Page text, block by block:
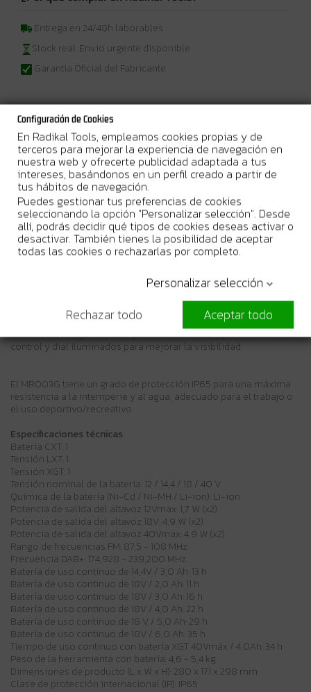
Entrega en 24/48h laborables
Stock real. Envío urgente disponible
Garantia Oficial del Fabricante
Más Información
12Vmáx – 40VmáxRadio de trabajo con baterías XGT®, LXT®,
CXT®
Descripción
Capaz de recibir DAB / DAB+ (Digital Audio Broadcasting). Radio
robusta con grado de protección IP65. Se puede utilizar con
Baterías de 12Vmax, 18V y 40Vmax o con la red eléctrica. el
dispositivo también tiene una conexión AUX y un conector USB
altavoces de Ø 89 mm de tiro lateral. Funciona hasta 44 horas con
una batería XGT® de iones de litio de 40V máx. y 4,0 Ah. Dispone
de un asa con agarre Suave para facilitar el transporte, botones de
control y dial iluminados para mejorar la visibilidad.
El MR003G tiene un grado de protección IP65 para una máxima
resistencia a la intemperie y al agua, adecuado para el trabajo o
el uso deportivo/recreativo.
Especificaciones técnicas
Batería CXT: 1
Tensión LXT: 1
Tensión XGT: 1
Tensión nominal de la batería: 12 / 14,4 / 18 / 40 V
Química de la batería (Ni-Cd / Ni-MH / Li-ion): Li-ion
Potencia de salida del altavoz 12Vmax: 1,7 W (x2)
Potencia de salida del altavoz 18V: 4,9 W (x2)
Potencia de salida del altavoz 40Vmax: 4,9 W (x2)
Rango de frecuencias FM: 87,5 - 108 MHz
Frecuencia DAB+: 174,928 - 239,200 MHz
Batería de uso continuo de 14,4V / 3,0 Ah: 13 h
Batería de uso continuo de 18V / 2,0 Ah: 11 h
Batería de uso continuo de 18V / 3,0 Ah: 16 h
Batería de uso continuo de 18V / 4,0 Ah: 22 h
Batería de uso continuo de 18 V / 5,0 Ah: 29 h
Batería de uso continuo de 18V / 6,0 Ah: 35 h
Tiempo de uso continuo con batería XGT 40Vmáx / 4,0Ah: 34 h
Peso de la herramienta con batería: 4,6 - 5,4 kg
Dimensiones de producto (L x W x H): 280 x 171 x 298 mm
Clase de protección internacional (IP): IP65
Configuración de Cookies
En Radikal Tools, empleamos cookies propias y de
terceros para mejorar la experiencia de navegación en
nuestra web y ofrecerte publicidad adaptada a tus
intereses, basándonos en un perfil creado a partir de
tus hábitos de navegación.
Puedes gestionar tus preferencias de cookies
seleccionando la opción "Personalizar selección". Desde
allí, podrás decidir qué tipos de cookies deseas activar o
desactivar. También tienes la posibilidad de aceptar
todas las cookies o rechazarlas por completo.
Personalizar selección
Rechazar todo
Aceptar todo